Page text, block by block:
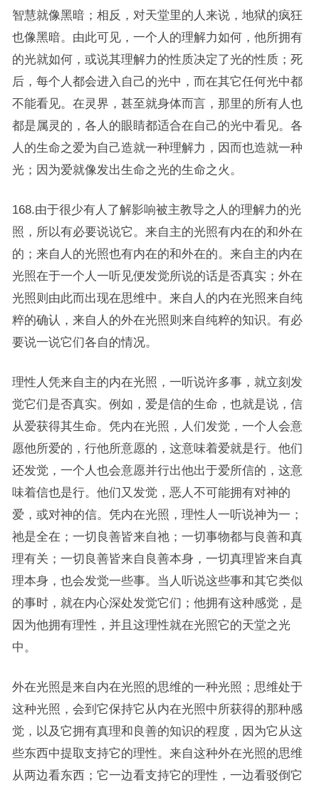
智慧就像黑暗；相反，对天堂里的人来说，地狱的疯狂
也像黑暗。由此可见，一个人的理解力如何，他所拥有
的光就如何，或说其理解力的性质决定了光的性质；死
后，每个人都会进入自己的光中，而在其它任何光中都
不能看见。在灵界，甚至就身体而言，那里的所有人也
都是属灵的，各人的眼睛都适合在自己的光中看见。各
人的生命之爱为自己造就一种理解力，因而也造就一种
光；因为爱就像发出生命之光的生命之火。
168.由于很少有人了解影响被主教导之人的理解力的光
照，所以有必要说说它。来自主的光照有内在的和外在
的；来自人的光照也有内在的和外在的。来自主的内在
光照在于一个人一听见便发觉所说的话是否真实；外在
光照则由此而出现在思维中。来自人的内在光照来自纯
粹的确认，来自人的外在光照则来自纯粹的知识。有必
要说一说它们各自的情况。
理性人凭来自主的内在光照，一听说许多事，就立刻发
觉它们是否真实。例如，爱是信的生命，也就是说，信
从爱获得其生命。凭内在光照，人们发觉，一个人会意
愿他所爱的，行他所意愿的，这意味着爱就是行。他们
还发觉，一个人也会意愿并行出他出于爱所信的，这意
味着信也是行。他们又发觉，恶人不可能拥有对神的
爱，或对神的信。凭内在光照，理性人一听说神为一；
祂是全在；一切良善皆来自祂；一切事物都与良善和真
理有关；一切良善皆来自良善本身，一切真理皆来自真
理本身，也会发觉一些事。当人听说这些事和其它类似
的事时，就在内心深处发觉它们；他拥有这种感觉，是
因为他拥有理性，并且这理性就在光照它的天堂之光
中。
外在光照是来自内在光照的思维的一种光照；思维处于
这种光照，会到它保持它从内在光照中所获得的那种感
觉，以及它拥有真理和良善的知识的程度，因为它从这
些东西中提取支持它的理性。来自这种外在光照的思维
从两边看东西；它一边看支持它的理性，一边看驳倒它